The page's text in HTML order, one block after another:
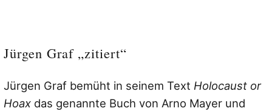
Jürgen Graf „zitiert“
Jürgen Graf bemüht in seinem Text Holocaust or
Hoax das genannte Buch von Arno Mayer und